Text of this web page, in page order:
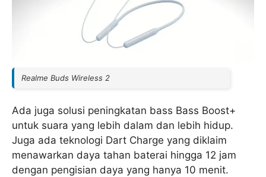
Realme Buds Wireless 2
Ada juga solusi peningkatan bass Bass Boost+
untuk suara yang lebih dalam dan lebih hidup.
Juga ada teknologi Dart Charge yang diklaim
menawarkan daya tahan baterai hingga 12 jam
dengan pengisian daya yang hanya 10 menit.